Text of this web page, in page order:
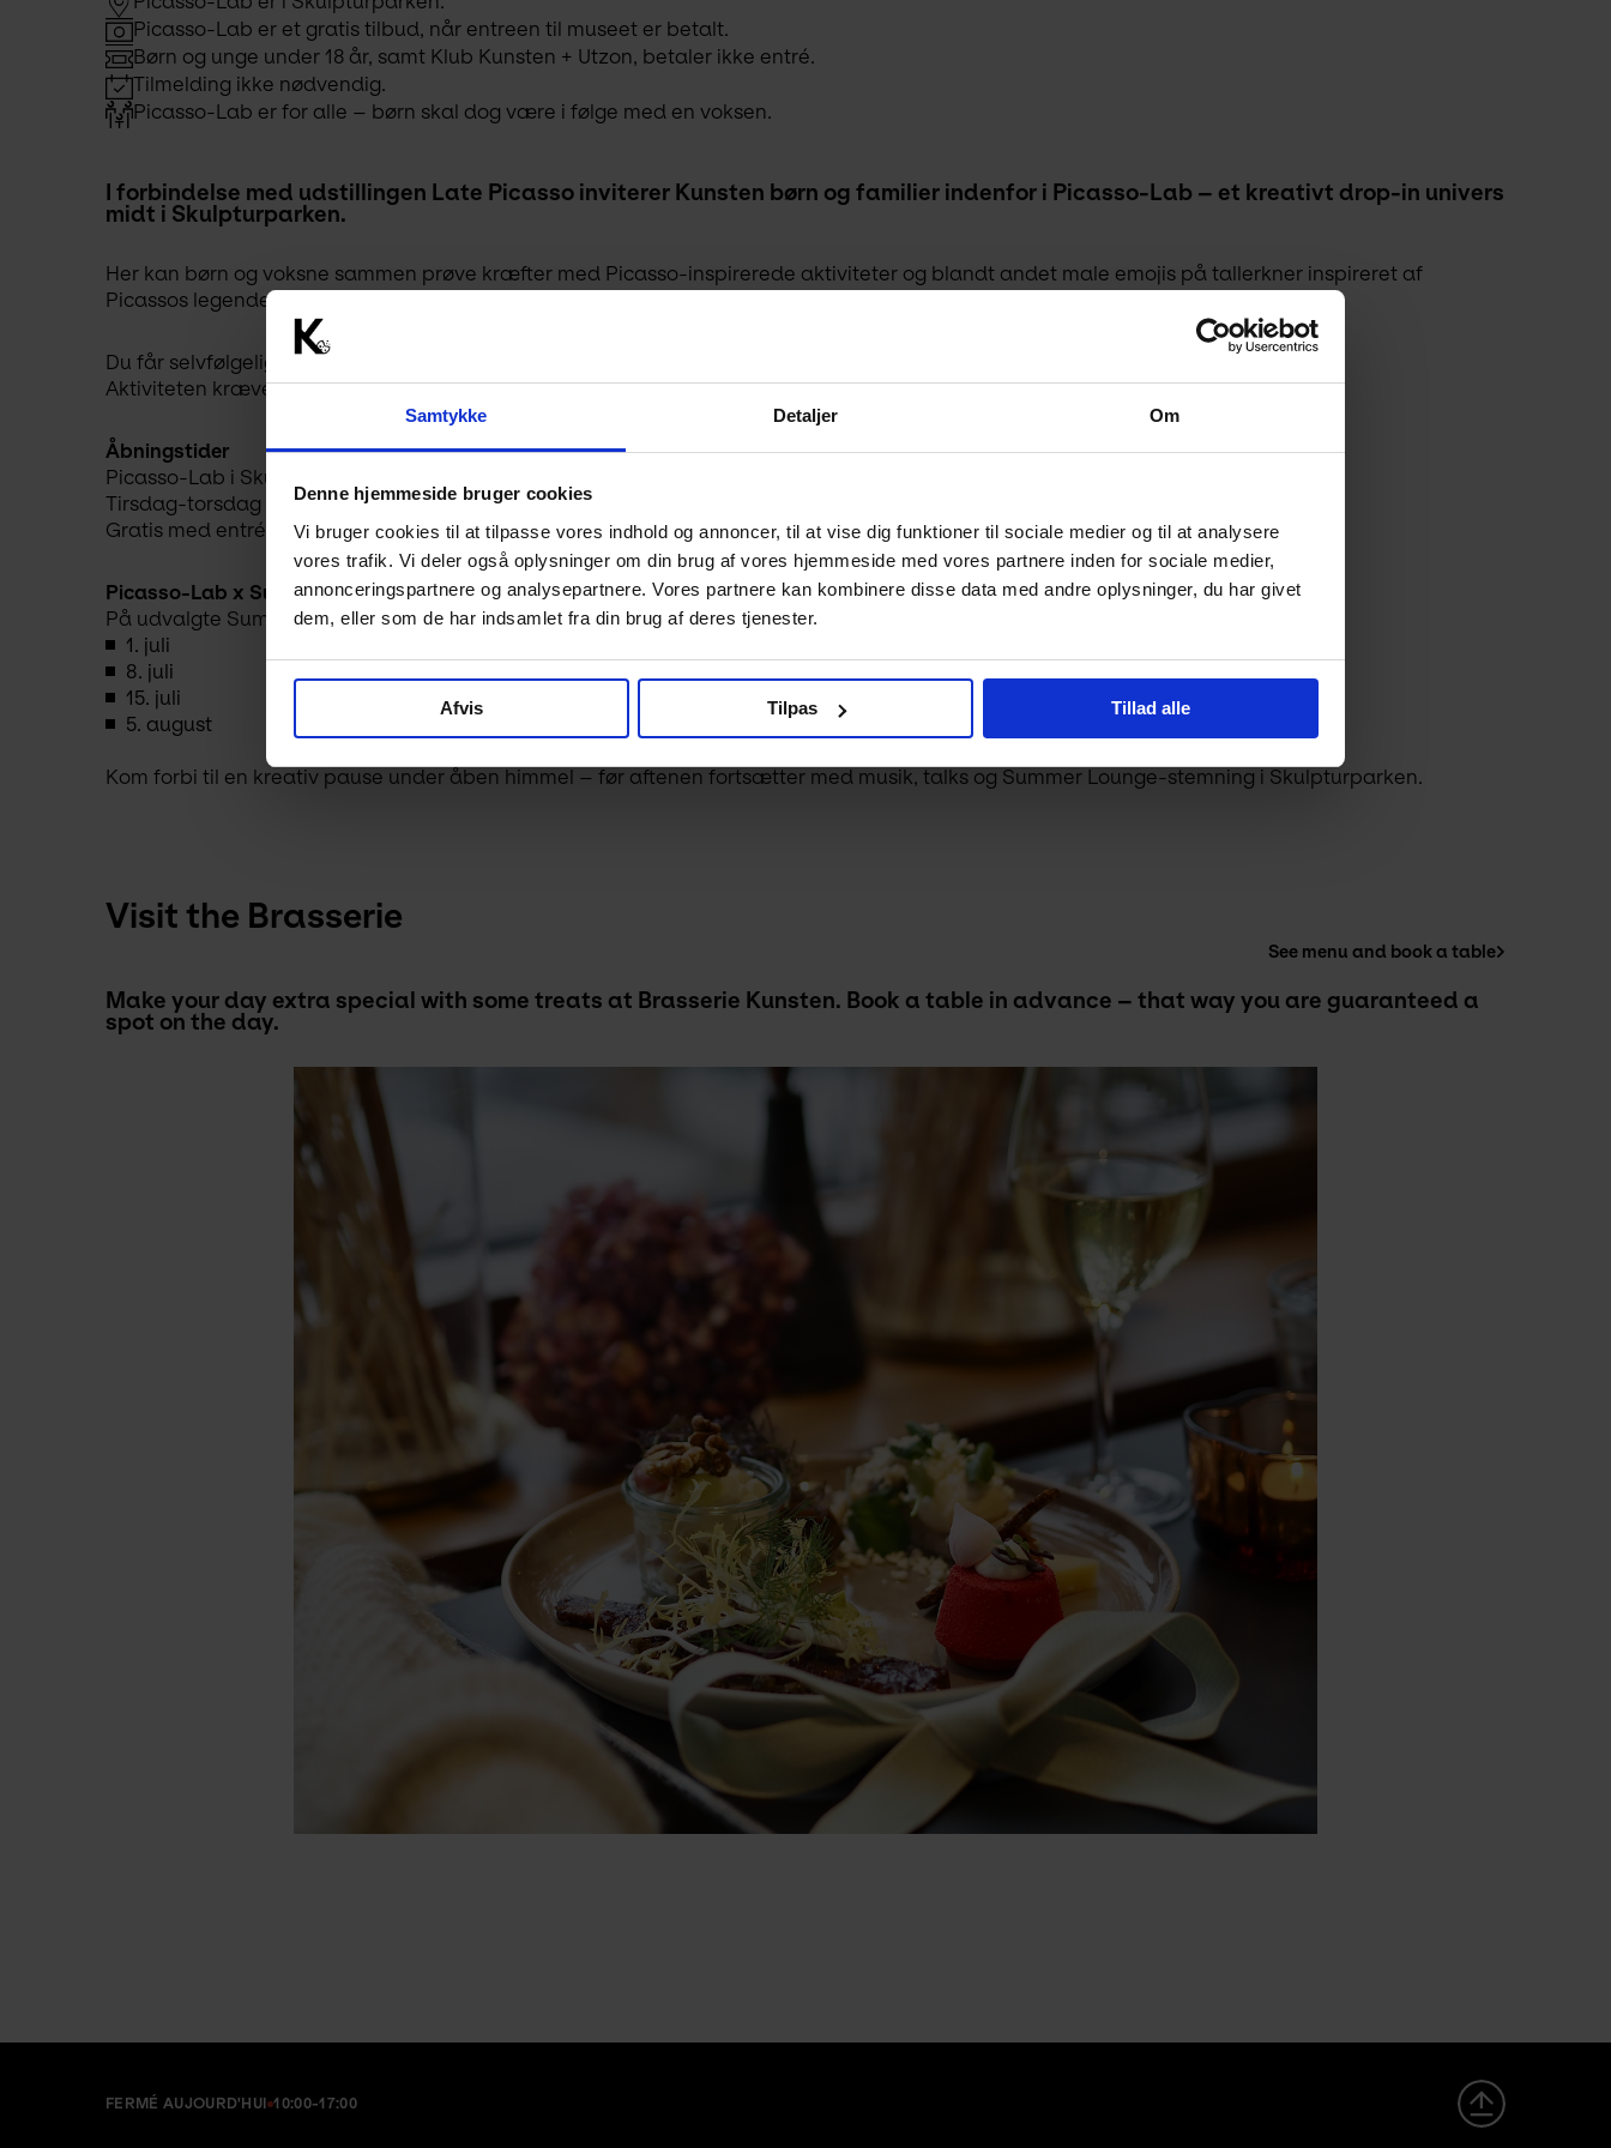
Samtykke Detaljer Om
Denne hjemmeside bruger cookies
Vi bruger cookies til at tilpasse vores indhold og annoncer, til at vise dig funktioner til sociale medier og til at analysere
vores trafik. Vi deler også oplysninger om din brug af vores hjemmeside med vores partnere inden for sociale medier,
annonceringspartnere og analysepartnere. Vores partnere kan kombinere disse data med andre oplysninger, du har givet
dem, eller som de har indsamlet fra din brug af deres tjenester.
Afvis Tilpas Tillad alle
Picasso-Lab er et gratis tilbud, når entreen til museet er betalt.
Børn og unge under 18 år, samt Klub Kunsten + Utzon, betaler ikke entré.
Tilmelding ikke nødvendig.
Picasso-Lab er for alle – børn skal dog være i følge med en voksen.
I forbindelse med udstillingen Late Picasso inviterer Kunsten børn og familier indenfor i Picasso-Lab – et kreativt drop-in univers
midt i Skulpturparken.
Her kan børn og voksne sammen prøve kræfter med Picasso-inspirerede aktiviteter og blandt andet male emojis på tallerkner inspireret af
Picassos legende portrætter og keramiske ansigter.
Du får selvfølgelig tallerkenen med hjem.
Aktiviteten kræver ingen tilmelding, og alle kan være med – også selvom man ikke føler sig særligt kreativ hjemmefra.
Åbningstider
Picasso-Lab i Skulpturparken
Tirsdag-torsdag samt søndag kl. 12.00–15.00
Gratis med entré til museet
Picasso-Lab x Summer Lounge
På udvalgte Summer Lounge-onsdage holder Picasso-Lab ekstra åbent fra kl. 15.15–17.00.
1. juli
8. juli
15. juli
5. august
Kom forbi til en kreativ pause under åben himmel – før aftenen fortsætter med musik, talks og Summer Lounge-stemning i Skulpturparken.
Visit the Brasserie
See menu and book a table
Make your day extra special with some treats at Brasserie Kunsten. Book a table in advance – that way you are guaranteed a
spot on the day.
FERMÉ AUJOURD'HUI 10:00-17:00